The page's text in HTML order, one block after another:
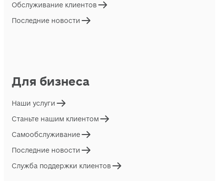
Обслуживание клиентов
Последние новости
Для бизнеса
Наши услуги
Станьте нашим клиентом
Самообслуживание
Последние новости
Служба поддержки клиентов